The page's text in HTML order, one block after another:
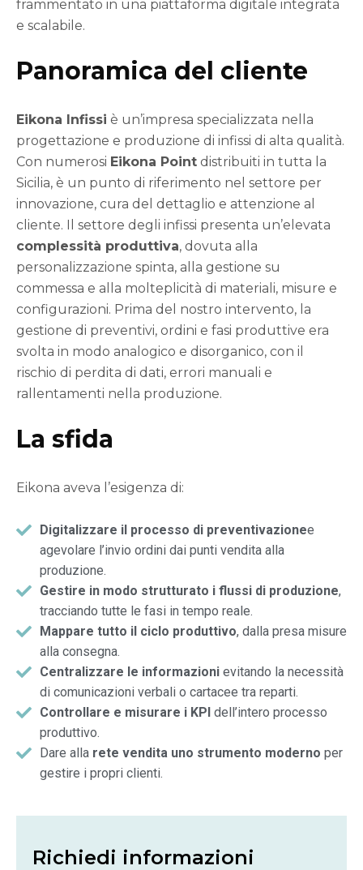
frammentato in una piattaforma digitale integrata
e scalabile.
Panoramica del cliente
Eikona Infissi è un’impresa specializzata nella
progettazione e produzione di infissi di alta qualità.
Con numerosi Eikona Point distribuiti in tutta la
Sicilia, è un punto di riferimento nel settore per
innovazione, cura del dettaglio e attenzione al
cliente. Il settore degli infissi presenta un’elevata
complessità produttiva, dovuta alla
personalizzazione spinta, alla gestione su
commessa e alla molteplicità di materiali, misure e
configurazioni. Prima del nostro intervento, la
gestione di preventivi, ordini e fasi produttive era
svolta in modo analogico e disorganico, con il
rischio di perdita di dati, errori manuali e
rallentamenti nella produzione.
La sfida
Eikona aveva l’esigenza di:
Digitalizzare il processo di preventivazionee
agevolare l’invio ordini dai punti vendita alla
produzione.
Gestire in modo strutturato i flussi di produzione,
tracciando tutte le fasi in tempo reale.
Mappare tutto il ciclo produttivo, dalla presa misure
alla consegna.
Centralizzare le informazionievitando la necessità
di comunicazioni verbali o cartacee tra reparti.
Controllare e misurare i KPIdell’intero processo
produttivo.
Dare alla rete vendita uno strumento moderno per
gestire i propri clienti.
Richiedi informazioni